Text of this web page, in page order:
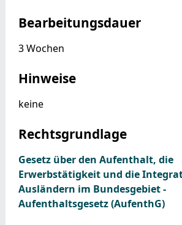
Bearbeitungsdauer
3 Wochen
Hinweise
keine
Rechtsgrundlage
Gesetz über den Aufenthalt, die
Erwerbstätigkeit und die
Ausländern im Bundesgebiet -
Aufenthaltsgesetz (AufenthG)